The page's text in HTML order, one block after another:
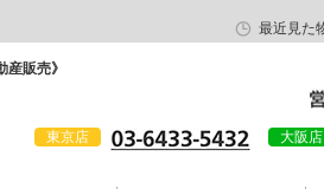
最近見た
販売》
東京店 大阪店